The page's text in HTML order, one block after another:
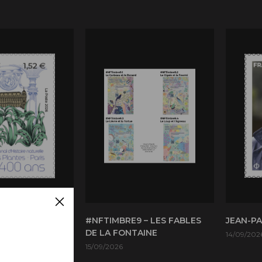
PARIS
#NFTIMBRE9 – LES FABLES
DE LA FONTAINE
15/09/2026
JEAN-
14/09/